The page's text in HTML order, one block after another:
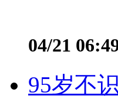
04/21
95岁不